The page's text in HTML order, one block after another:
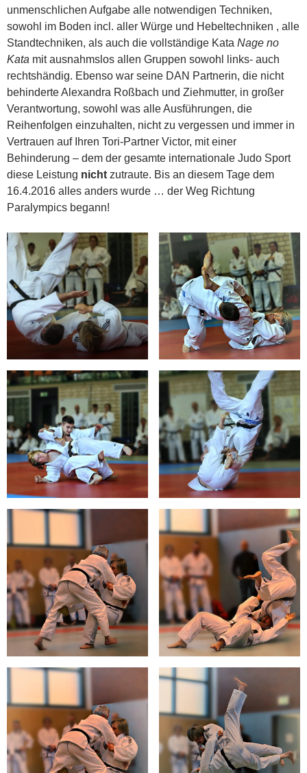
unmenschlichen Aufgabe alle notwendigen Techniken,
sowohl im Boden incl. aller Würge und Hebeltechniken , alle
Standtechniken, als auch die vollständige Kata Nage no
Kata mit ausnahmslos allen Gruppen sowohl links- auch
rechtshändig. Ebenso war seine DAN Partnerin, die nicht
behinderte Alexandra Roßbach und Ziehmutter, in großer
Verantwortung, sowohl was alle Ausführungen, die
Reihenfolgen einzuhalten, nicht zu vergessen und immer in
Vertrauen auf Ihren Tori-Partner Victor, mit einer
Behinderung – dem der gesamte internationale Judo Sport
diese Leistung nicht zutraute. Bis an diesem Tage dem
16.4.2016 alles anders wurde … der Weg Richtung
Paralympics begann!